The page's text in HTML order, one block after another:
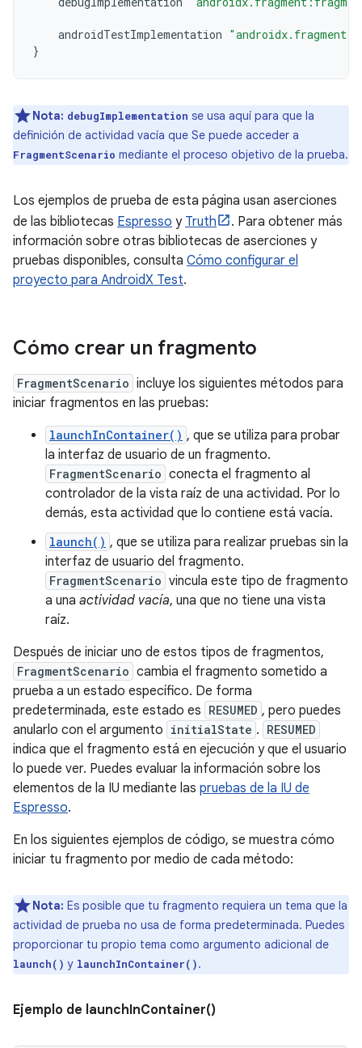
androidTestImplementation
}
Nota: debugImplementation se usa aquí para que la
definición de actividad vacía que Se puede acceder a
FragmentScenario mediante el proceso objetivo de la prueba.
Los ejemplos de prueba de esta página usan aserciones
de las bibliotecas Espresso y Truth
. Para obtener más
información sobre otras bibliotecas de aserciones y
pruebas disponibles, consulta Cómo configurar el
proyecto para AndroidX Test.
Cómo crear un fragmento
FragmentScenario incluye los siguientes métodos para
iniciar fragmentos en las pruebas:
launchInContainer() , que se utiliza para probar
la interfaz de usuario de un fragmento.
FragmentScenario conecta el fragmento al
controlador de la vista raíz de una actividad. Por lo
demás, esta actividad que lo contiene está vacía.
launch() , que se utiliza para realizar pruebas sin la
interfaz de usuario del fragmento.
FragmentScenario vincula este tipo de fragmento
a una actividad vacía, una que no tiene una vista
raíz.
Después de iniciar uno de estos tipos de fragmentos,
FragmentScenario cambia el fragmento sometido a
prueba a un estado específico. De forma
predeterminada, este estado es RESUMED , pero puedes
anularlo con el argumento initialState . RESUMED
indica que el fragmento está en ejecución y que el usuario
lo puede ver. Puedes evaluar la información sobre los
elementos de la IU mediante las pruebas de la IU de
Espresso.
En los siguientes ejemplos de código, se muestra cómo
iniciar tu fragmento por medio de cada método:
Nota: Es posible que tu fragmento requiera un tema que la
actividad de prueba no usa de forma predeterminada. Puedes
proporcionar tu propio tema como argumento adicional de
launch() y launchInContainer().
Ejemplo de launchInContainer()